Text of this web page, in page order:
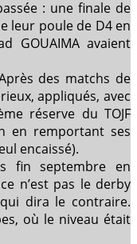
: une finale de
leur poule de D4 en
GOUAIMA avaient
des matchs de
appliqués, avec
réserve du TOJF
en remportant ses
encaissé).
fin septembre en
n’est pas le derby
dira le contraire.
où le niveau était